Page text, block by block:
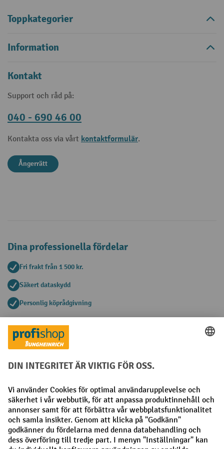
Toppkategorier
Information
Kontakt
Support och råd på:
040 - 690 46 00
Kontakta oss via vårt kontaktformulär.
Ångerrätt
Dina professionella fördelar
Fri frakt från 1 500 kr.
Säkert dataskydd
Personlig köprådgivning
Betalningsmetoder
Faktura Förskottsbetalning
Sociala nätverk
Facebook
LinkedIn
Instagram